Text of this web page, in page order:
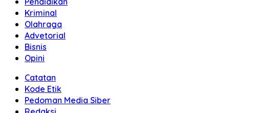
Kriminal
Olahraga
Advetorial
Bisnis
Opini
Catatan
Kode Etik
Pedoman Media Siber